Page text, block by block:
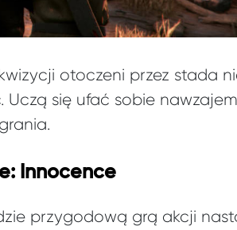
otoczeni przez stada
się ufać sobie
Innocence
przygodową grą akcji